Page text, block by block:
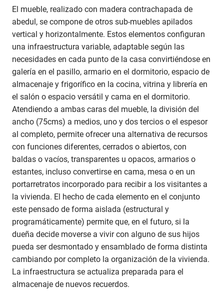
El mueble, realizado con madera contrachapada de
abedul, se compone de otros sub-muebles apilados
vertical y horizontalmente. Estos elementos configuran
una infraestructura variable, adaptable según las
necesidades en cada punto de la casa convirtiéndose en
galería en el pasillo, armario en el dormitorio, espacio de
almacenaje y frigorífico en la cocina, vitrina y librería en
el salón o espacio versátil y cama en el dormitorio.
Atendiendo a ambas caras del mueble, la división del
ancho (75cms) a medios, uno y dos tercios o el espesor
al completo, permite ofrecer una alternativa de recursos
con funciones diferentes, cerrados o abiertos, con
baldas o vacíos, transparentes u opacos, armarios o
estantes, incluso convertirse en cama, mesa o en un
portarretratos incorporado para recibir a los visitantes a
la vivienda. El hecho de cada elemento en el conjunto
este pensado de forma aislada (estructural y
programáticamente) permite que, en el futuro, si la
dueña decide moverse a vivir con alguno de sus hijos
pueda ser desmontado y ensamblado de forma distinta
cambiando por completo la organización de la vivienda.
La infraestructura se actualiza preparada para el
almacenaje de nuevos recuerdos.